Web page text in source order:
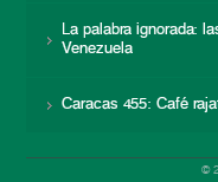
La palabra ignorada:
Venezuela
Caracas 455: Café
©